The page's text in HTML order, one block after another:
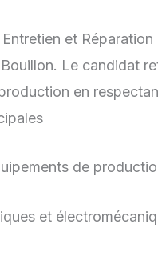
et
Le candidat
en
de
et